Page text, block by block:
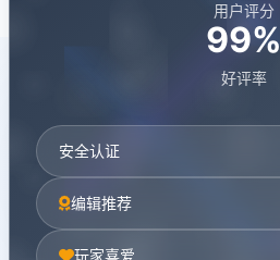
用户评分
99%
好评率
安全认证
编辑推荐
玩家喜爱